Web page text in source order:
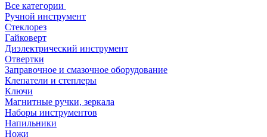
Все категории
Ручной инструмент
Стеклорез
Гайковерт
Диэлектрический инструмент
Отвертки
Заправочное и смазочное оборудование
Клепатели и степлеры
Ключи
Магнитные ручки, зеркала
Наборы инструментов
Напильники
Ножи